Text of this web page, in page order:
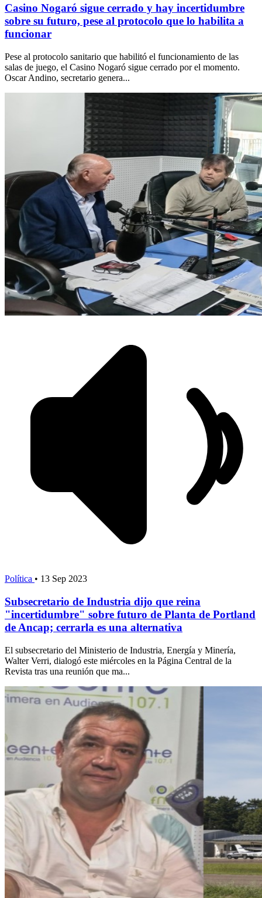
Casino Nogaró sigue cerrado y hay incertidumbre
sobre su futuro, pese al protocolo que lo habilita a
funcionar
Pese al protocolo sanitario que habilitó el funcionamiento de las
salas de juego, el Casino Nogaró sigue cerrado por el momento.
Oscar Andino, secretario genera...
Política • 13 Sep 2023
Subsecretario de Industria dijo que reina
"incertidumbre" sobre futuro de Planta de Portland
de Ancap; cerrarla es una alternativa
El subsecretario del Ministerio de Industria, Energía y Minería,
Walter Verri, dialogó este miércoles en la Página Central de la
Revista tras una reunión que ma...